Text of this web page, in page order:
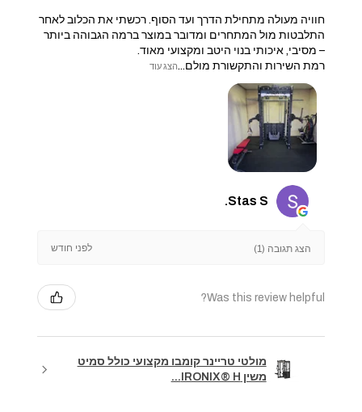
חוויה מעולה מתחילת הדרך ועד הסוף. רכשתי את הכלוב לאחר
התלבטות מול המתחרים ומדובר במוצר ברמה הגבוהה ביותר
– מסיבי, איכותי בנוי היטב ומקצועי מאוד.
​רמת השירות והתקשורת מולם...הצג עוד
Stas S.
הצג תגובה (1) לפני חודש
Was this review helpful?
מולטי טריינר קומבו מקצועי כולל סמיט
משין IRONIX® H...